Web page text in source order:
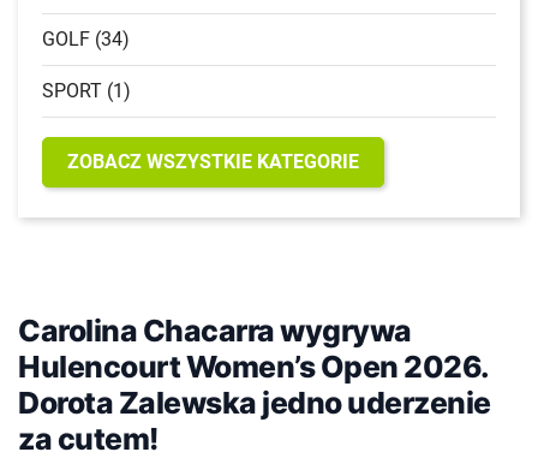
GOLF (34)
SPORT (1)
ZOBACZ WSZYSTKIE KATEGORIE
Carolina Chacarra wygrywa
Hulencourt Women’s Open 2026.
Dorota Zalewska jedno uderzenie
za cutem!